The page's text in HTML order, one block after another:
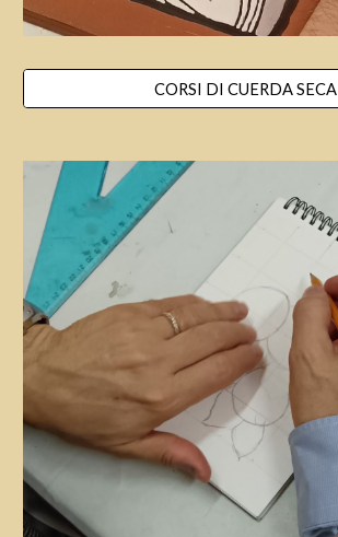
CORSI DI CUERDA SECA